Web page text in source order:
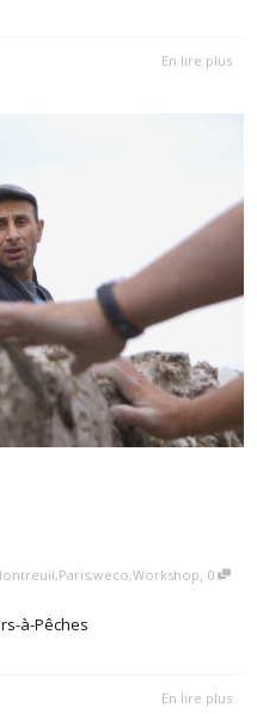
En lire plus
,Paris,weco,Workshop, 0
à-Pêches
En lire plus